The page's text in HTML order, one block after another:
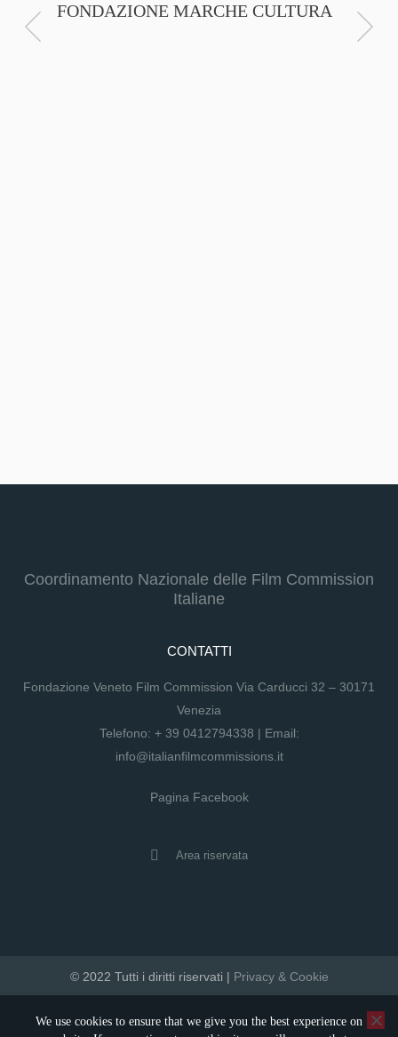
FONDAZIONE MARCHE CULTURA
Coordinamento Nazionale delle Film Commission
Italiane
CONTATTI
Fondazione Veneto Film Commission Via Carducci 32 – 30171
Venezia
Telefono: + 39 0412794338 | Email:
info@italianfilmcommissions.it
Pagina Facebook
Area riservata
© 2022 Tutti i diritti riservati | Privacy & Cookie
We use cookies to ensure that we give you the best experience on